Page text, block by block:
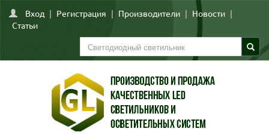
Вход | Регистрация | Производители | Новости |
Статьи